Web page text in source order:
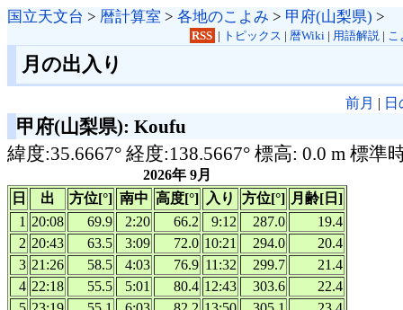
国立天文台 > 暦計算室 > 各地のこよみ > 甲府(山梨県) >
RSS | トピックス | 暦Wiki| 用語解説| こ
月の出入り
前月 |
甲府(山梨県): Koufu
緯度:35.6667° 経度:138.5667° 標高: 0.0 m 標準
2026年 9月
日
出 方位[°] 南中 高度[°] 入り 方位[°] 月齢[日]
1 20:08 69.9 2:20 66.2 9:12 287.0
19.4
2 20:43 63.5 3:09 72.0 10:21 294.0
20.4
3 21:26 58.5 4:03 76.9 11:32 299.7
21.4
4 22:18 55.5 5:01 80.4 12:43 303.6
22.4